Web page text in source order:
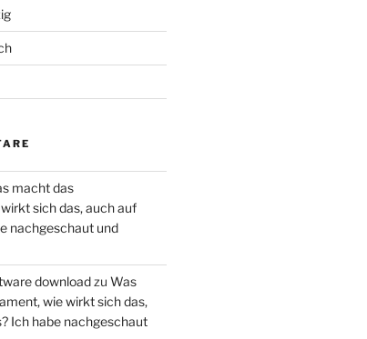
macht das
sich das, auch auf
nachgeschaut und
downloadzu Was
wie wirkt sich das,
Ich habe nachgeschaut